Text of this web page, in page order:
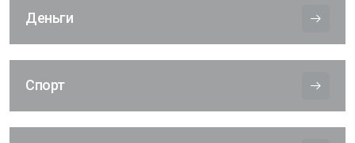
Деньги
Спорт